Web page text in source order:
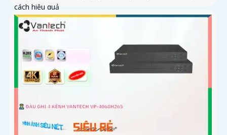
cách hiệu quả